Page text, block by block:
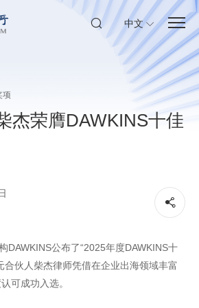
中文
项
杰荣膺DAWKINS十佳
DAWKINS公布了“2025年度DAWKINS十
合伙人柴杰律师凭借在企业出海领域丰富
可成功入选。